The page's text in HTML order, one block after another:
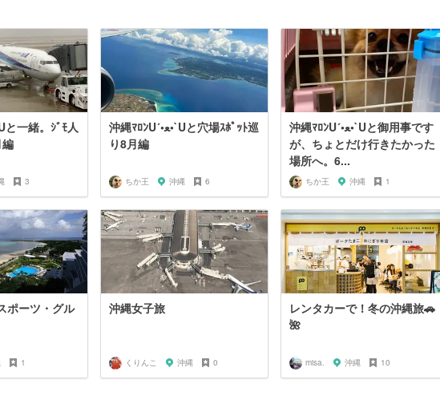
3
沖縄ﾏﾛﾝU´•ﻌ•`Uと穴場ｽﾎﾟｯﾄ巡
り8月編
ちか王 沖縄 6
沖縄ﾏﾛﾝU´•ﻌ•`Uと御用事です
が、ちょとだけ行きたかった
場所へ。6...
ちか王 沖縄 1
ポーツ・グル
1
沖縄女子旅
くりんこ 沖縄 0
レンタカーで！冬の沖縄旅🚗
🌺
misa. 沖縄 10